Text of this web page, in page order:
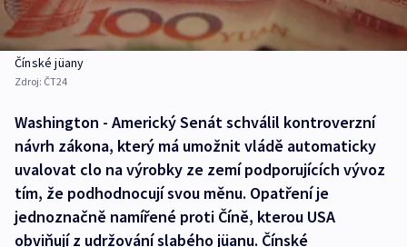
Čínské jüany
Zdroj: ČT24
Washington - Americký Senát schválil kontroverzní
návrh zákona, který má umožnit vládě automaticky
uvalovat clo na výrobky ze zemí podporujících vývoz
tím, že podhodnocují svou měnu. Opatření je
jednoznačně namířené proti Číně, kterou USA
obviňují z udržování slabého jüanu. Čínské